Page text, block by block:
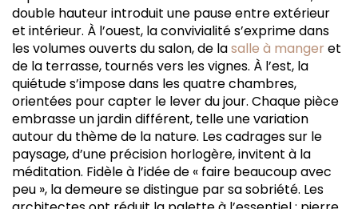
double hauteur introduit une pause entre extérieur
et intérieur. À l’ouest, la convivialité s’exprime dans
les volumes ouverts du salon, de lasalle à manger et
de la terrasse, tournés vers les vignes. À l’est, la
quiétude s’impose dans les quatre chambres,
orientées pour capter le lever du jour. Chaque pièce
embrasse un jardin différent, telle une variation
autour du thème de la nature. Les cadrages sur le
paysage, d’une précision horlogère, invitent à la
méditation. Fidèle à l’idée de « faire beaucoup avec
peu », la demeure se distingue par sa sobriété. Les